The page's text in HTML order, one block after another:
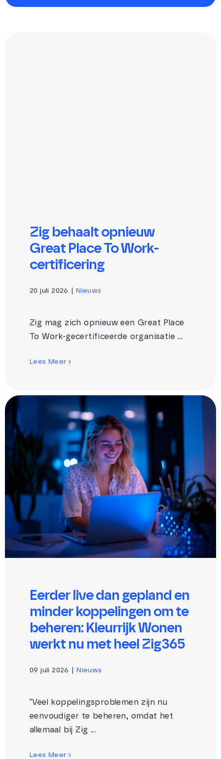
Zig behaalt opnieuw
Great Place To Work-
certificering
20 juli 2026 Nieuws
Zig mag zich opnieuw een Great Place
To Work-gecertificeerde organisatie ...
Lees Meer
Eerder live dan gepland en
minder koppelingen om te
beheren: Kleurrijk Wonen
werkt nu met heel Zig365
09 juli 2026 Nieuws
"Veel koppelingsproblemen zijn nu
eenvoudiger te beheren, omdat het
allemaal bij Zig ...
Lees Meer